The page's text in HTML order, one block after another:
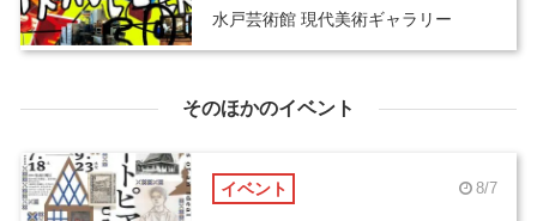
水戸芸術館 現代美術ギャラリー
そのほかのイベント
イベント 8/7